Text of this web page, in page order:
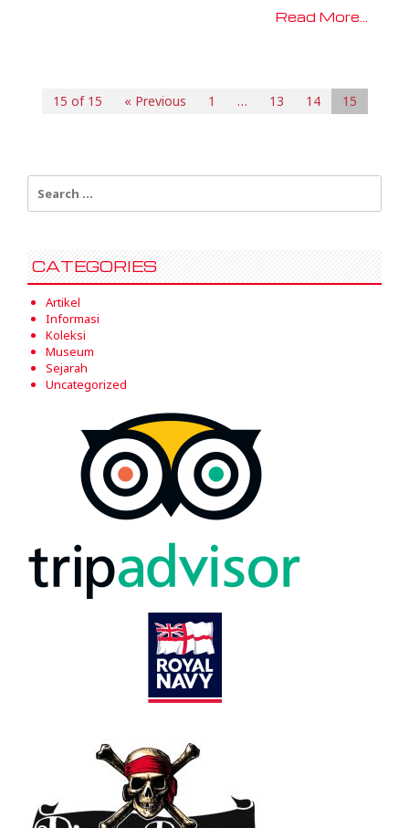
Read More...
15 of 15 « Previous 1 … 13 14 15
Search
for:
CATEGORIES
Artikel
Informasi
Koleksi
Museum
Sejarah
Uncategorized